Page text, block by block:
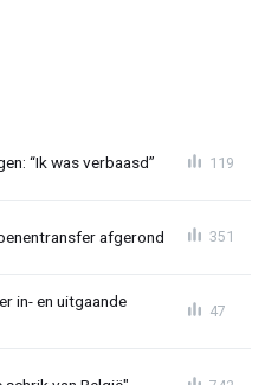
“Ik was verbaasd” 119
afgerond 351
in- en uitgaande
47